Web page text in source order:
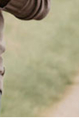
Du möchtest gerne
einer
Sende uns einfach